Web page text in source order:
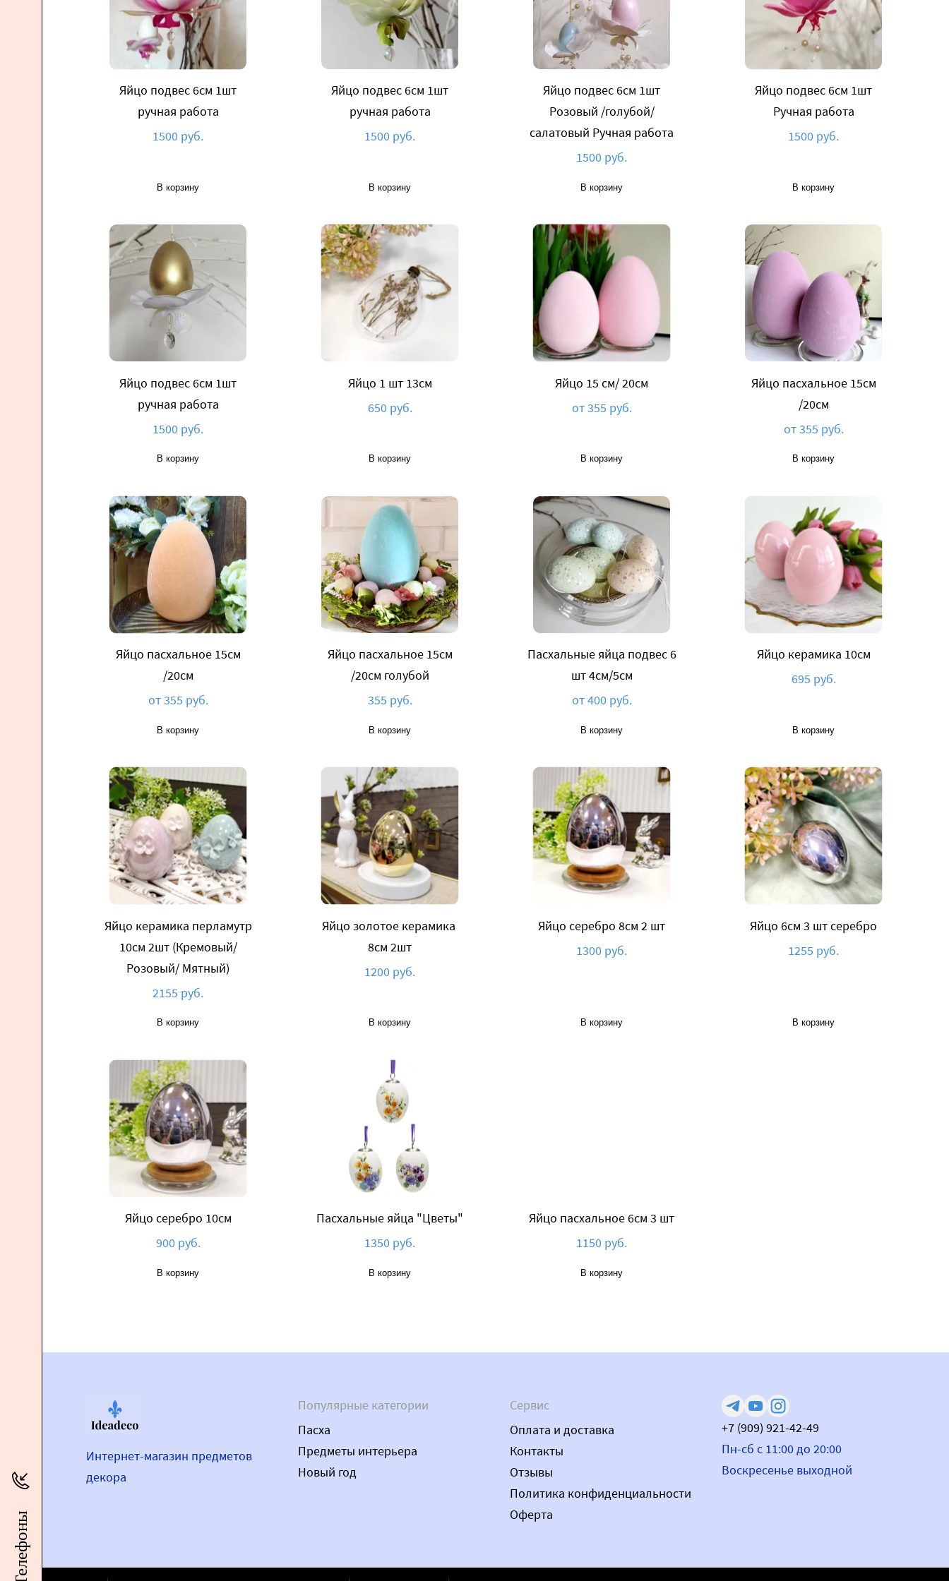
Телефоны
Яйцо подвес 6см 1шт
ручная работа
1500 руб.
В корзину
Яйцо подвес 6cм 1шт
ручная работа
1500 руб.
В корзину
Яйцо подвес 6см 1шт
Розовый /голубой/
салатовый Ручная работа
1500 руб.
В корзину
Яйцо подвес 6см 1шт
Ручная работа
1500 руб.
В корзину
Яйцо подвес 6см 1шт
ручная работа
1500 руб.
В корзину
Яйцо 1 шт 13см
650 руб.
В корзину
Яйцо 15 см/ 20см
от 355 руб.
В корзину
Яйцо пасхальное 15см
/20см
от 355 руб.
В корзину
Яйцо пасхальное 15см
/20см
от 355 руб.
В корзину
Яйцо пасхальное 15см
/20см голубой
355 руб.
В корзину
Пасхальные яйца подвес 6
шт 4см/5cм
от 400 руб.
В корзину
Яйцо керамика 10см
695 руб.
В корзину
Яйцо керамика перламутр
10см 2шт (Кремовый/
Розовый/ Мятный)
2155 руб.
В корзину
Яйцо золотое керамика
8cм 2шт
1200 руб.
В корзину
Яйцо серебро 8см 2 шт
1300 руб.
В корзину
Яйцо 6см 3 шт серебро
1255 руб.
В корзину
Яйцо серебро 10см
900 руб.
В корзину
Пасхальные яйца "Цветы"
1350 руб.
В корзину
Яйцо пасхальное 6см 3 шт
1150 руб.
В корзину
Интернет-магазин предметов
декора
Популярные категории
Пасха
Предметы интерьера
Новый год
Сервис
Оплата и доставка
Контакты
Отзывы
Политика конфиденциальности
Оферта
+7 (909) 921-42-49
Пн-сб с 11:00 до 20:00
Воскресенье выходной